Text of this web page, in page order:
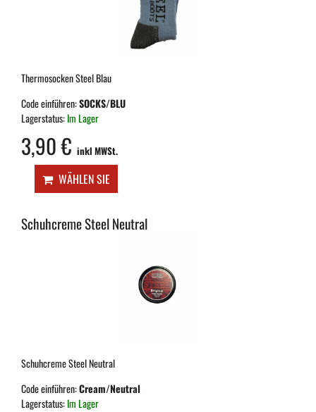
Thermosocken Steel Blau
Code einführen:SOCKS/BLU
Lagerstatus:Im Lager
3,90 € inkl MWSt.
WÄHLEN SIE
Schuhcreme Steel Neutral
Schuhcreme Steel Neutral
Code einführen:Cream/Neutral
Lagerstatus:Im Lager